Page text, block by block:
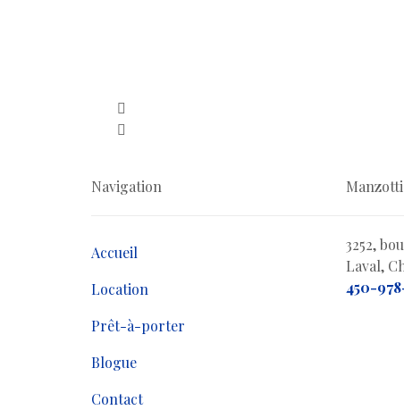
Navigation
Accueil
Location
Prêt-à-porter
Blogue
Contact
3252,
Laval,
450-